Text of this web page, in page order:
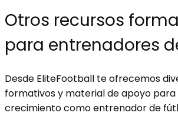
Otros recursos
para entrenadores
Desde EliteFootball te ofrecemos
formativos y material de apoyo
crecimiento como entrenador de